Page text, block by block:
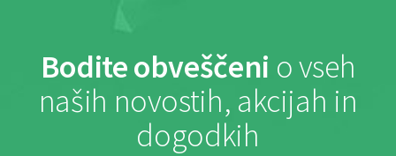
Bodite obveščeni o vseh
naših novostih, akcijah in
dogodkih